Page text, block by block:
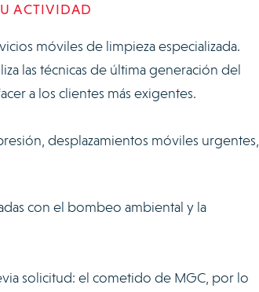
ACTIVIDAD
móviles de limpieza especializada.
las técnicas de última generación del
a los clientes más exigentes.
desplazamientos móviles urgentes,
con el bombeo ambiental y la
solicitud: el cometido de MGC, por lo